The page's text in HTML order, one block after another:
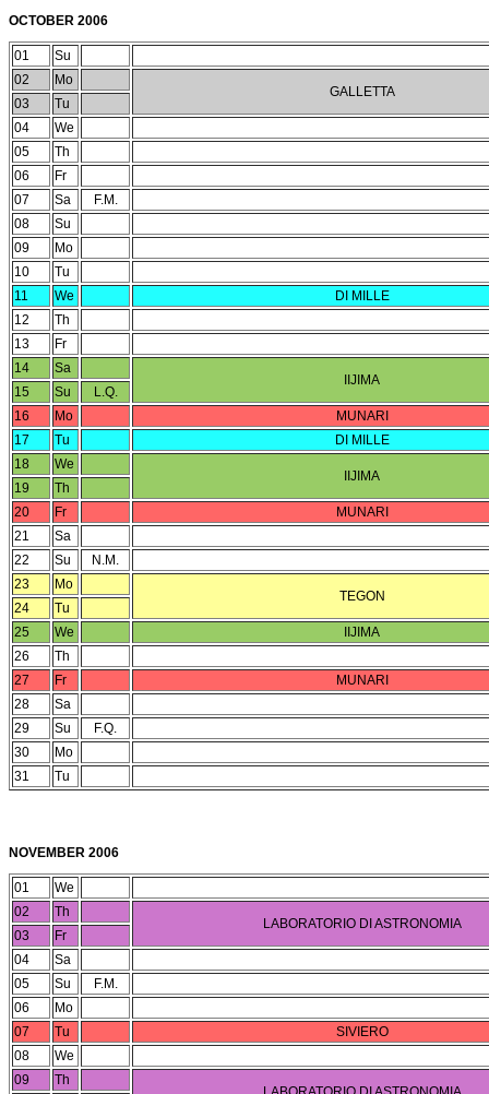
OCTOBER 2006
01
Su
02
Mo
GALLETTA
03
Tu
04
We
05
Th
06
Fr
07
Sa
F.M.
08
Su
09
Mo
10
Tu
11
We
DI MILLE
12
Th
13
Fr
14
Sa
IIJIMA
15 Su
L.Q.
16
Mo
MUNARI
17
Tu
DI MILLE
18
We
IIJIMA
19
Th
20
Fr
MUNARI
21
Sa
22
Su
N.M.
23
Mo
TEGON
24
Tu
25
We
IIJIMA
26
Th
27
Fr
MUNARI
28
Sa
29
Su
F.Q.
30
Mo
31
Tu
NOVEMBER 2006
01
We
02
Th
LABORATORIO DI ASTRONOMIA
03
Fr
04
Sa
05
Su
F.M.
06
Mo
07
Tu
SIVIERO
08
We
09
Th